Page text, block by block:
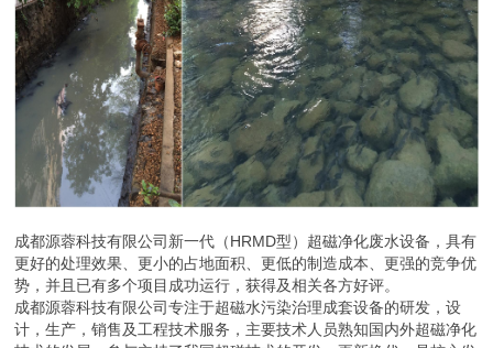
成都源蓉科技有限公司新一代（HRMD型）超磁净化废水设备，具有
更好的处理效果、更小的占地面积、更低的制造成本、更强的竞争优
势，并且已有多个项目成功运行，获得及相关各方好评。
成都源蓉科技有限公司专注于超磁水污染治理成套设备的研发，设
计，生产，销售及工程技术服务，主要技术人员熟知国内外超磁净化